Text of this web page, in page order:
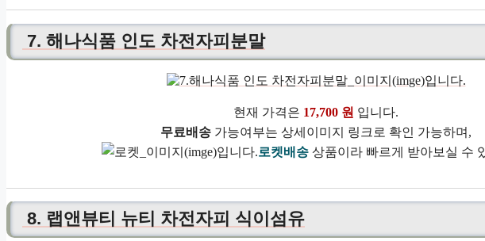
7. 해나식품 인도 차전자피분말
현재 가격은 17,700 원 입니다.
무료배송 가능여부는 상세이미지 링크로 확인 가능하며,
로켓배송상품이라 빠르게 받아보실 수
8. 랩앤뷰티 뉴티 차전자피 식이섬유